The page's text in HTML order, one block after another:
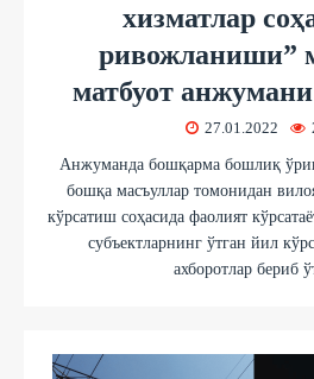
хизматлар
ривожланиши”
матбуот
27.01.2022
Анжуманда бошқарма бошлиқ
бошқа масъуллар томонидан
кўрсатиш соҳасида фаолият
субъектларнинг ўтган йил
ахборотлар бериб